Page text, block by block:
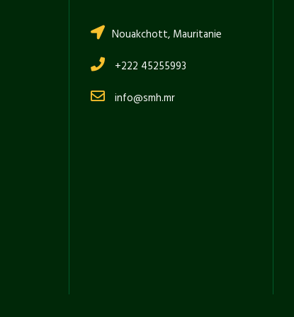
Nouakchott, Mauritanie
+222 45255993
info@smh.mr